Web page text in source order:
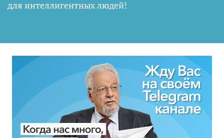
для интеллигентных людей!